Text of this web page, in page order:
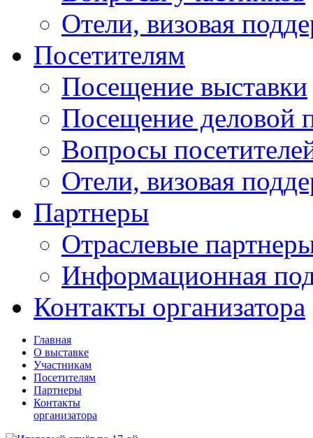
Отели, визовая
Посетителям
Посещение выставки
Посещение деловой
Вопросы
Отели, визовая
Партнеры
Отраслевые
Информационная
Контакты организатора
Главная
О выставке
Участникам
Посетителям
Партнеры
Контакты
организатора